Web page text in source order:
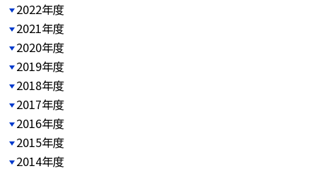
2022年度
2021年度
2020年度
2019年度
2018年度
2017年度
2016年度
2015年度
2014年度